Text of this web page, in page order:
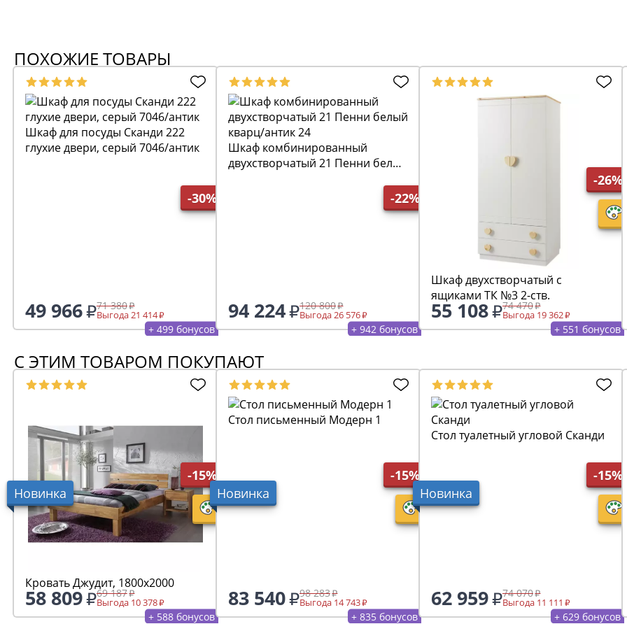
ПОХОЖИЕ ТОВАРЫ
-30%
Шкаф для посуды Сканди 222
глухие двери, серый 7046/антик
49 966 71 380
Выгода 21 414
+ 499 бонусов
-22%
Шкаф комбинированный
двухстворчатый 21 Пенни белый
94 224 120 800
Выгода 26 576
+ 942 бонусов
-26%
Шкаф двухстворчатый с
ящиками ТК №3 2-ств.
55 108 74 470
Выгода 19 362
+ 551 бонусов
С ЭТИМ ТОВАРОМ ПОКУПАЮТ
Новинка
-15%
Кровать Джудит, 1800х2000
58 809 69 187
Выгода 10 378
+ 588 бонусов
Новинка
-15%
Стол письменный Модерн 1
83 540 98 283
Выгода 14 743
+ 835 бонусов
Новинка
-15%
Стол туалетный угловой Сканди
62 959 74 070
Выгода 11 111
+ 629 бонусов